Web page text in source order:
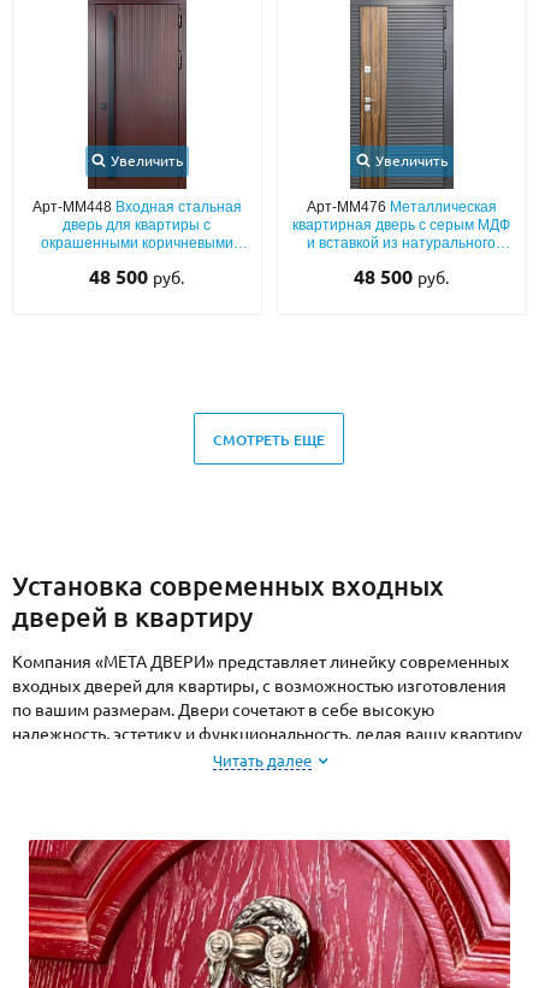
Увеличить
Арт-ММ448 Входная стальная
дверь для квартиры с
окрашенными коричневыми
вертикальной бугельной ручкой
48 500 руб.
Увеличить
Арт-ММ476 Металлическая
квартирная дверь с серым МДФ
и вставкой из натурального
48 500 руб.
СМОТРЕТЬ ЕЩЕ
Установка современных входных
дверей в квартиру
Компания «МЕТА ДВЕРИ» представляет линейку современных
входных дверей для квартиры, с возможностью изготовления
по вашим размерам. Двери сочетают в себе высокую
надежность, эстетику и функциональность, делая вашу квартиру
безопасной, уютной и стильной. Они разработаны с учетом
Мы предлагаем:
Широкий ассортимент. Вы можете выбрать дверь с
различными вариантами отделки, цвета и дизайна.
Индивидуальный подход. Изготовим двери под размеры
проема, учитывая особенности вашей квартиры.
Качество и гарантия. Вся продукция проходит строгий
Читать далее